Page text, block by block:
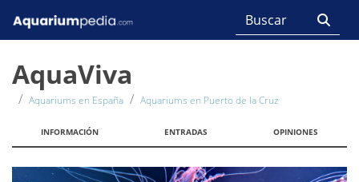
AquaViva
Aquariums en España Aquariums en Puerto de la Cruz
INFORMACIÓN ENTRADAS OPINIONES